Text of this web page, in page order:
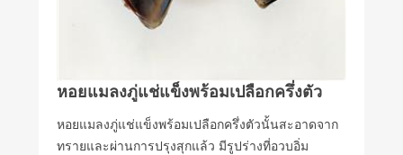
หอยแมลงภู่แช่แข็งพร้อมเปลือกครึ่งตัว
หอยแมลงภู่แช่แข็งพร้อมเปลือกครึ่งตัวนั้นสะอาดจาก
ทรายและผ่านการปรุงสุกแล้ว มีรูปร่างที่อวบอิ่ม